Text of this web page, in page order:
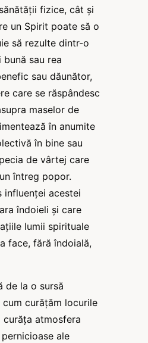
fizice, cât și
un Spirit poate să o
să rezulte dintr-o
sau rea
sau dăunător,
care se răspândesc
maselor de
în anumite
în bine sau
de vârtej care
întreg popor.
influenței acestei
îndoieli și care
lumii spirituale
face, fără îndoială,
de la o sursă
curățăm locurile
curăța atmosfera
ale